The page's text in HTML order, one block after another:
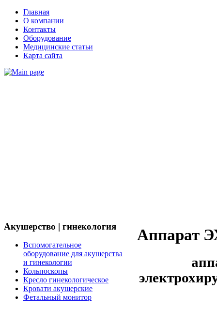
Главная
О компании
Контакты
Оборудование
Медицинские статьи
Карта сайта
Акушерство | гинекология
Вспомогательное
оборудование для акушерства
и гинекологии
Кольпоскопы
Кресло гинекологическое
Кровати акушерские
Фетальный монитор
Аппарат